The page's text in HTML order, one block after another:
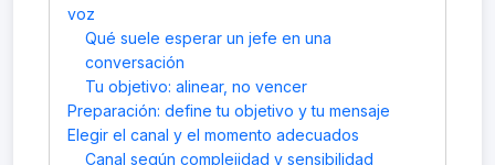
voz
Qué suele esperar un jefe en una
conversación
Tu objetivo: alinear, no vencer
Preparación: define tu objetivo y tu mensaje
Elegir el canal y el momento adecuados
Canal según complejidad y sensibilidad